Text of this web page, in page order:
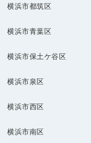
横浜市都筑区
横浜市青葉区
横浜市保土ケ谷区
横浜市泉区
横浜市西区
横浜市南区